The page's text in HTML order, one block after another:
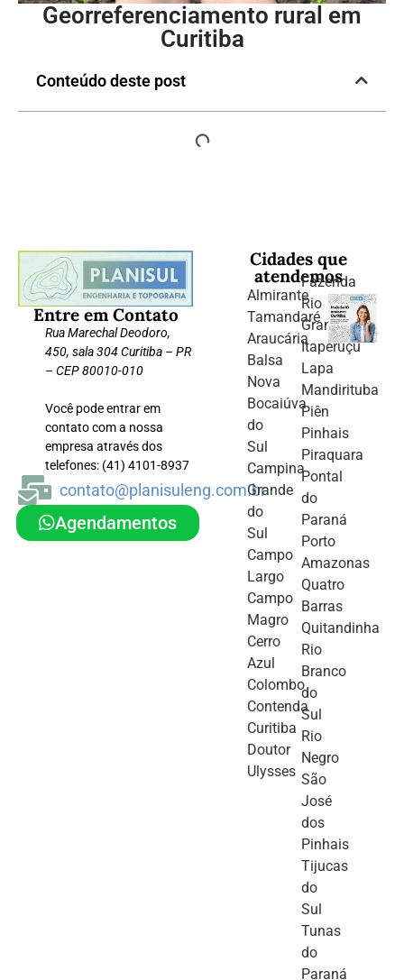
Georreferenciamento rural em
Curitiba
Conteúdo deste post
Entre em Contato
Rua Marechal Deodoro,
450, sala 304 Curitiba – PR
– CEP 80010-010
Você pode entrar em
contato com a nossa
empresa através dos
telefones: (41) 4101-8937
contato@planisuleng.com.br
Agendamentos
Cidades que
atendemos
Almirante
Tamandaré
Araucária
Balsa
Nova
Bocaiúva
do
Sul
Campina
Grande
do
Sul
Campo
Largo
Campo
Magro
Cerro
Azul
Colombo
Contenda
Curitiba
Doutor
Ulysses
Fazenda
Rio
Grande
Itaperuçu
Lapa
Mandirituba
Piên
Pinhais
Piraquara
Pontal
do
Paraná
Porto
Amazonas
Quatro
Barras
Quitandinha
Rio
Branco
do
Sul
Rio
Negro
São
José
dos
Pinhais
Tijucas
do
Sul
Tunas
do
Paraná